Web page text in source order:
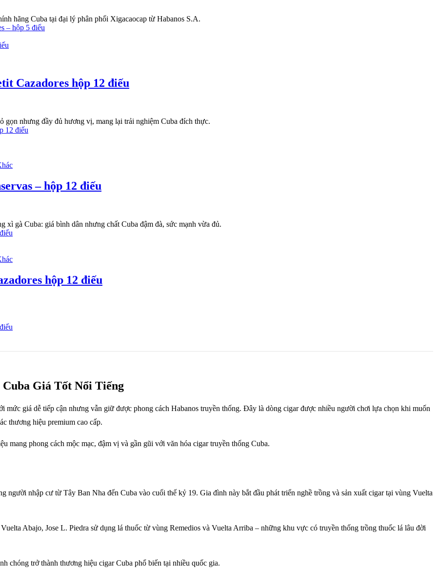
hãng Cuba tại đại lý phân phối Xigacaocap từ Habanos S.A.
Cazadores hộp 12 điếu
gọn nhưng đầy đủ hương vị, mang lại trải nghiệm Cuba đích thực.
– hộp 12 điếu
xì gà Cuba: giá bình dân nhưng chất Cuba đậm đà, sức mạnh vừa đủ.
hộp 12 điếu
Giá Tốt Nổi Tiếng
mức giá dễ tiếp cận nhưng vẫn giữ được phong cách Habanos truyền thống. Đây là dòng cigar được nhiều người chơi lựa chọn khi muốn
thương hiệu premium cao cấp.
mang phong cách mộc mạc, đậm vị và gần gũi với văn hóa cigar truyền thống Cuba.
người nhập cư từ Tây Ban Nha đến Cuba vào cuối thế kỷ 19. Gia đình này bắt đầu phát triển nghề trồng và sản xuất cigar tại vùng Vuelta
Abajo, Jose L. Piedra sử dụng lá thuốc từ vùng Remedios và Vuelta Arriba – những khu vực có truyền thống trồng thuốc lá lâu đời
chóng trở thành thương hiệu cigar Cuba phổ biến tại nhiều quốc gia.